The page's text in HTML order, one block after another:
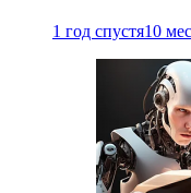
1 год спустя10